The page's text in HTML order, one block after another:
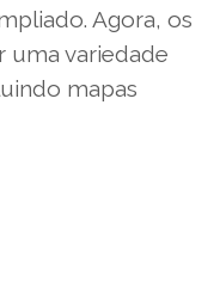
Agora, os
uma variedade
mapas